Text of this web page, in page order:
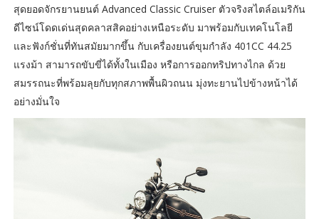
สุดยอดจักรยานยนต์ Advanced Classic Cruiser ตัวจริงสไตล์อเมริกัน
ดีไซน์โดดเด่นสุดคลาสสิคอย่างเหนือระดับ มาพร้อมกับเทคโนโลยี
และฟังก์ชั่นที่ทันสมัยมากขึ้น กับเครื่องยนต์ขุมกำลัง 401CC 44.25
แรงม้า สามารถขับขี่ได้ทั้งในเมือง หรือการออกทริปทางไกล ด้วย
สมรรถนะที่พร้อมลุยกับทุกสภาพพื้นผิวถนน มุ่งทะยานไปข้างหน้าได้
อย่างมั่นใจ